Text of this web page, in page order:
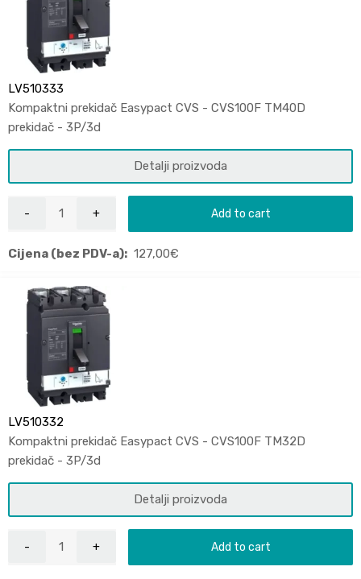
LV510333
Kompaktni prekidač Easypact CVS - CVS100F TM40D
prekidač - 3P/3d
Detalji proizvoda
Add to cart
Cijena (bez PDV-a): 127,00€
LV510332
Kompaktni prekidač Easypact CVS - CVS100F TM32D
prekidač - 3P/3d
Detalji proizvoda
Add to cart